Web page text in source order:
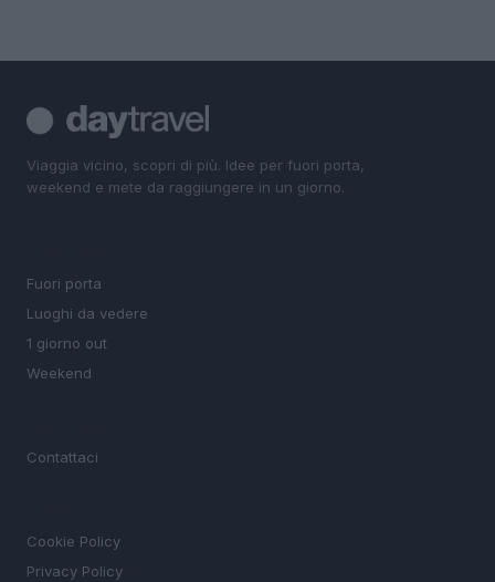
Viaggia vicino, scopri di più. Idee per fuori porta,
weekend e mete da raggiungere in un giorno.
Fuori porta
Luoghi da vedere
1 giorno out
Weekend
Contattaci
Cookie Policy
Privacy Policy